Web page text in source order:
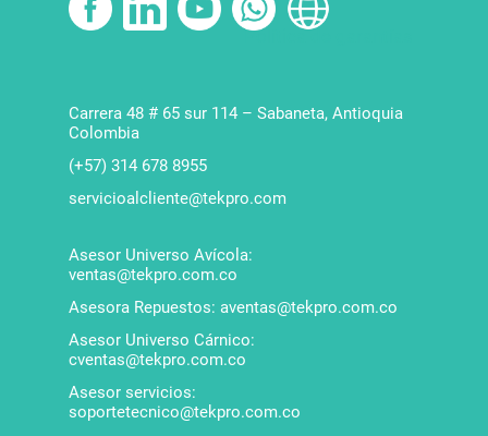
Política de garantías
Carrera 48 # 65 sur 114 – Sabaneta, Antioquia
Colombia
(+57) 314 678 8955
servicioalcliente@tekpro.com
Asesor Universo Avícola:
ventas@tekpro.com.co
Asesora Repuestos: aventas@tekpro.com.co
Asesor Universo Cárnico:
cventas@tekpro.com.co
Asesor servicios:
soportetecnico@tekpro.com.co